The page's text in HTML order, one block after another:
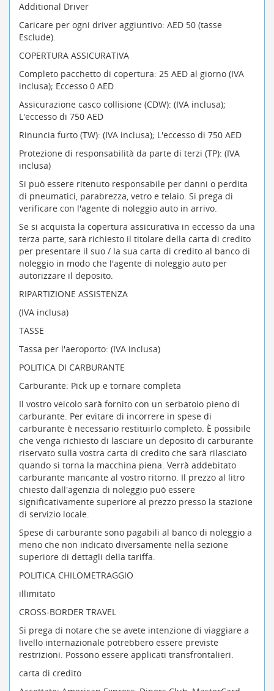
Additional Driver
Caricare per ogni driver aggiuntivo: AED 50 (tasse
Esclude).
COPERTURA ASSICURATIVA
Completo pacchetto di copertura: 25 AED al giorno (IVA
inclusa); Eccesso 0 AED
Assicurazione casco collisione (CDW): (IVA inclusa);
L'eccesso di 750 AED
Rinuncia furto (TW): (IVA inclusa); L'eccesso di 750 AED
Protezione di responsabilità da parte di terzi (TP): (IVA
inclusa)
Si può essere ritenuto responsabile per danni o perdita
di pneumatici, parabrezza, vetro e telaio. Si prega di
verificare con l'agente di noleggio auto in arrivo.
Se si acquista la copertura assicurativa in eccesso da una
terza parte, sarà richiesto il titolare della carta di credito
per presentare il suo / la sua carta di credito al banco di
noleggio in modo che l'agente di noleggio auto per
autorizzare il deposito.
RIPARTIZIONE ASSISTENZA
(IVA inclusa)
TASSE
Tassa per l'aeroporto: (IVA inclusa)
POLITICA DI CARBURANTE
Carburante: Pick up e tornare completa
Il vostro veicolo sarà fornito con un serbatoio pieno di
carburante. Per evitare di incorrere in spese di
carburante è necessario restituirlo completo. È possibile
che venga richiesto di lasciare un deposito di carburante
riservato sulla vostra carta di credito che sarà rilasciato
quando si torna la macchina piena. Verrà addebitato
carburante mancante al vostro ritorno. Il prezzo al litro
chiesto dall'agenzia di noleggio può essere
significativamente superiore al prezzo presso la stazione
di servizio locale.
Spese di carburante sono pagabili al banco di noleggio a
meno che non indicato diversamente nella sezione
superiore di dettagli della tariffa.
POLITICA CHILOMETRAGGIO
illimitato
CROSS-BORDER TRAVEL
Si prega di notare che se avete intenzione di viaggiare a
livello internazionale potrebbero essere previste
restrizioni. Possono essere applicati transfrontalieri.
carta di credito